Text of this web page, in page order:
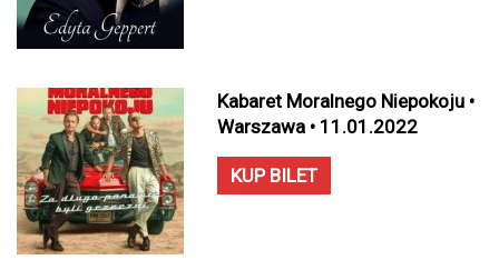
Kabaret Moralnego Niepokoju •
Warszawa • 11.01.2022
KUP BILET